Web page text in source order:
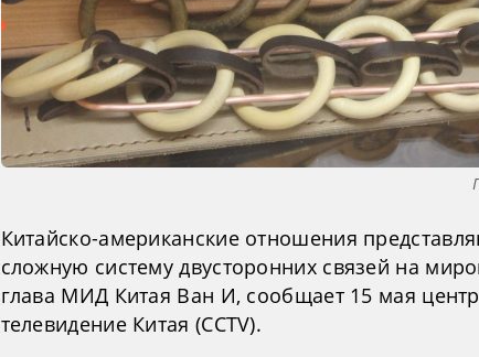
Китайско-американские отношения
сложную систему двусторонних связей на
глава МИД Китая Ван И, сообщает 15 мая
телевидение Китая (CCTV).